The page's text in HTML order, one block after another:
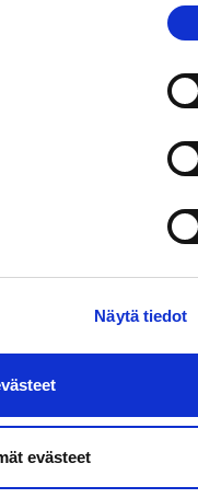
Näytä tiedot
evästeet
uutiset
Trading Oy
21.2.2018